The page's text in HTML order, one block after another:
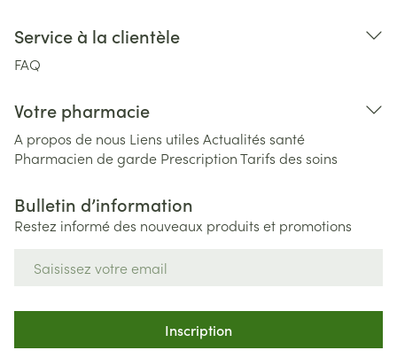
Service à la clientèle
FAQ
Votre pharmacie
A propos de nous Liens utiles Actualités santé
Pharmacien de garde PrescriptionTarifs des soins
Bulletin d’information
Restez informé des nouveaux produits et promotions
Inscription